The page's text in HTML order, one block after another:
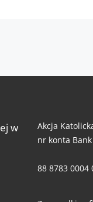
w
Akcja
nr konta
88 8783 0004